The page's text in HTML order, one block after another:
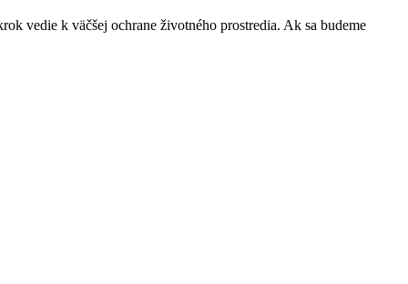
vedie k väčšej ochrane životného prostredia. Ak sa budeme